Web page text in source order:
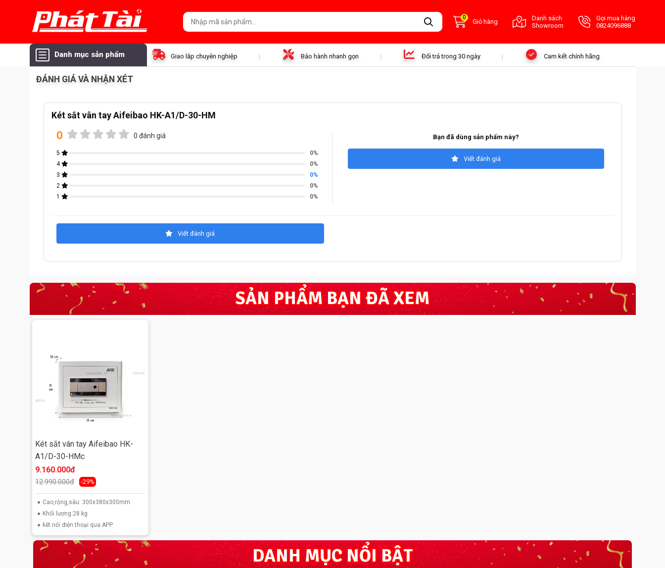
0
Giỏ hàng
Danh sách
Showroom
Gọi mua hàng
0824096888
Danh mục sản phẩm Giao lắp chuyên nghiệp Bảo hành nhanh gọn Đổi trả trong 30 ngày Cam kết chính hãng
ĐÁNH GIÁ VÀ NHẬN XÉT
Két sắt vân tay Aifeibao HK-A1/D-30-HM
0 0 đánh giá
5
0%
4
0%
3
0%
2
0%
1
0%
Bạn đã dùng sản phẩm này?
Viết đánh giá
Viết đánh giá
SẢN PHẨM BẠN ĐÃ XEM
Két sắt vân tay Aifeibao HK-
A1/D-30-HMc
9.160.000đ
12.990.000đ -29%
Cao,rộng,sâu: 300x380x300mm
Khối lượng:28 kg
kết nối điện thoại qua APP
DANH MỤC NỔI BẬT